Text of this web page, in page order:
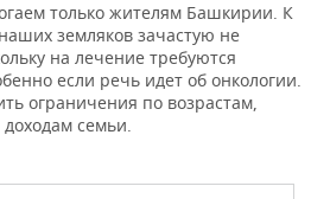
только жителям Башкирии. К
земляков зачастую не
на лечение требуются
если речь идет об онкологии.
ограничения по возрастам,
семьи.